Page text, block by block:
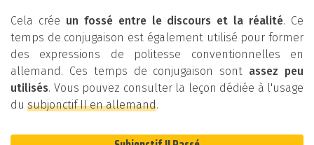
Cela crée un fossé entre le discours et la réalité. Ce
temps de conjugaison est également utilisé pour former
des expressions de politesse conventionnelles en
allemand. Ces temps de conjugaison sont assez peu
utilisés. Vous pouvez consulter la leçon dédiée à l'usage
du subjonctif II en allemand.